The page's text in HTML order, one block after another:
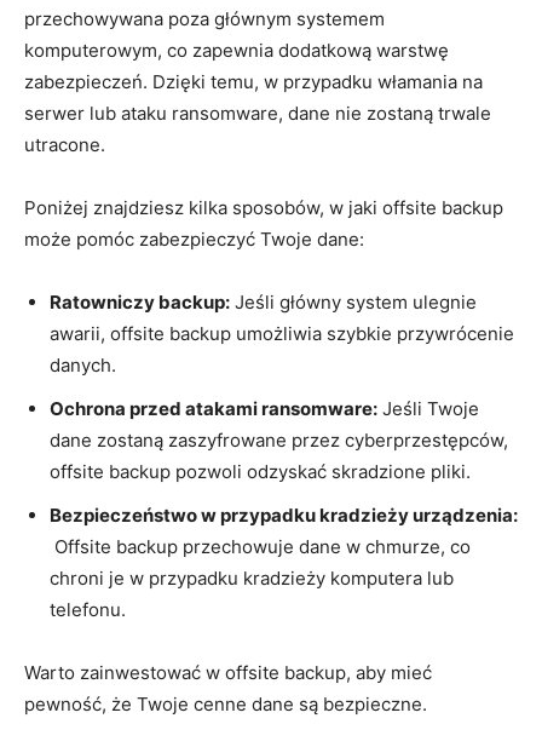
przechowywana​ poza głównym systemem
komputerowym, co zapewnia dodatkową​ warstwę⁤
zabezpieczeń. Dzięki temu, w przypadku włamania ​na
serwer lub ataku ransomware,⁤ dane nie ⁢zostaną trwale
utracone.
Poniżej⁤ znajdziesz kilka sposobów, w ‌jaki ​offsite backup‌
może pomóc zabezpieczyć Twoje dane:
Ratowniczy backup: Jeśli⁤ główny system​ ulegnie
⁤awarii,​ offsite backup umożliwia szybkie przywrócenie
danych.
Ochrona przed atakami ransomware: Jeśli Twoje
dane zostaną zaszyfrowane przez cyberprzestępców,
‍offsite backup pozwoli odzyskać ‌skradzione ⁢pliki.
Bezpieczeństwo ​w przypadku kradzieży urządzenia:
⁤ Offsite backup przechowuje dane w ⁢chmurze, co
chroni‌ je​ w‌ przypadku ‌kradzieży ⁢komputera‌ lub
telefonu.
Warto zainwestować⁣ w offsite backup, aby mieć
pewność, że Twoje cenne dane są bezpieczne.